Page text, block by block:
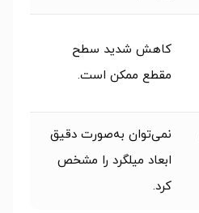
کاهش شدید سطح
مقطع ممکن است.
نمی‌توان به‌صورت دقیق
ابعاد میلگرد را مشخص
کرد.